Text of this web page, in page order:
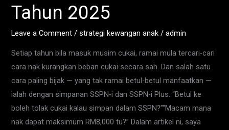
Tahun 2025
Leave a Comment /strategi kewangan anak /admin
Setiap tahun bila masuk musim cukai, ramai mula tercari-cari
cara nak kurangkan beban cukai secara sah. Dan salah satu
cara paling bijak — yang tak ramai betul-betul manfaatkan —
ialah dengan simpanan SSPN-i dan SSPN-i Plus. “Betul ke
boleh tolak cukai kalau simpan dalam SSPN?”“Macam mana
nak dapat maksimum RM8,000 tu?” Dalam artikel ni, saya
SSPN-
2025